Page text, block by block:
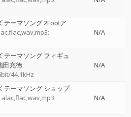
テーマソング 2Footア
N/A
テーマソング フィギュ
田充徳
44.1kHz
N/A
テーマソング ショップ
alac,flac,wav,mp3:
N/A